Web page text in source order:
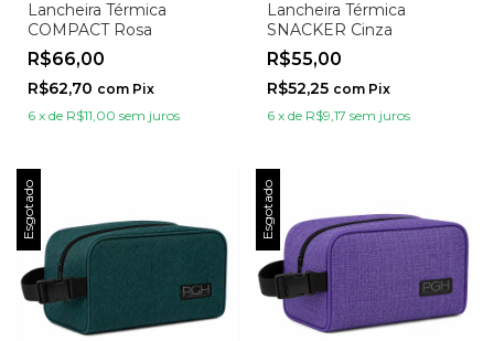
Lancheira Térmica
COMPACT Rosa
R$66,00
R$62,70 com Pix
6 x de R$11,00 sem juros
Lancheira Térmica
SNACKER Cinza
R$55,00
R$52,25 com Pix
6 x de R$9,17 sem juros
Esgotado Esgotado